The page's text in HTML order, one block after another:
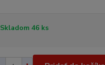
Skladom 46 ks